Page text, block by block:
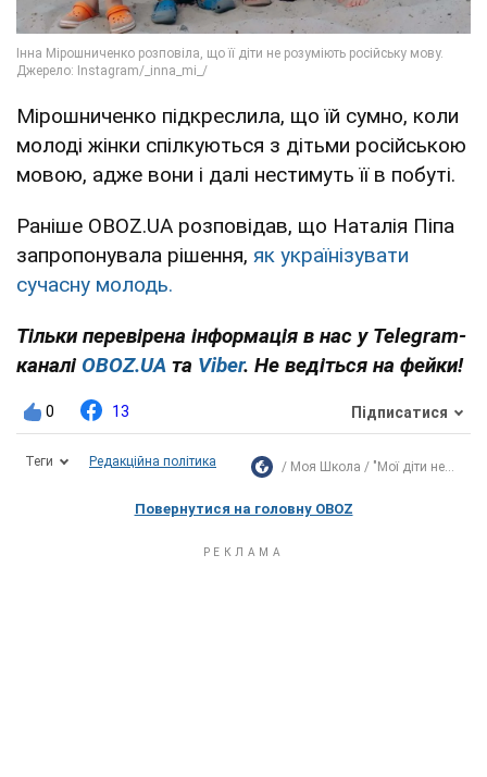
Мірошниченко підкреслила, що їй сумно, коли
молоді жінки спілкуються з дітьми російською
мовою, адже вони і далі нестимуть її в побуті.
Раніше OBOZ.UA розповідав, що Наталія Піпа
запропонувала рішення, як українізувати
сучасну молодь.
Тільки перевірена інформація в нас у Telegram-
каналі OBOZ.UA та Viber. Не ведіться на фейки!
0 13 Підписатися
Теги Редакційна політика Моя Школа "Мої діти не...
Повернутися на головну OBOZ